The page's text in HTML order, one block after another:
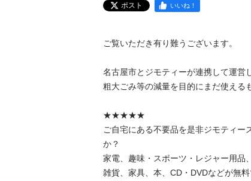
ポスト いいね！
ご覧いただき有り難うございます。
名古屋市とジモティーが連携して運営
粗⼤ごみ等の減量を⽬的にまだ使える
★★★★★
ご自宅にある不要品を是非ジモティー
か？
家電、趣味・スポーツ・レジャー用品
雑貨、家具、本、CD・DVDなどが無